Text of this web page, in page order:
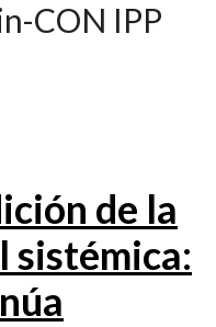
CON IPP
de la
sistémica: